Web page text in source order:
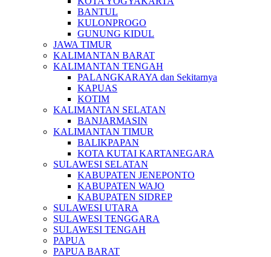
BANTUL
KULONPROGO
GUNUNG KIDUL
JAWA TIMUR
KALIMANTAN BARAT
KALIMANTAN TENGAH
PALANGKARAYA dan Sekitarnya
KAPUAS
KOTIM
KALIMANTAN SELATAN
BANJARMASIN
KALIMANTAN TIMUR
BALIKPAPAN
KOTA KUTAI KARTANEGARA
SULAWESI SELATAN
KABUPATEN JENEPONTO
KABUPATEN WAJO
KABUPATEN SIDREP
SULAWESI UTARA
SULAWESI TENGGARA
SULAWESI TENGAH
PAPUA
PAPUA BARAT